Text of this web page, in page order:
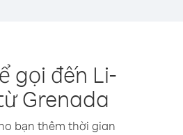
gọi đến Li-
Grenada
bạn thêm thời gian